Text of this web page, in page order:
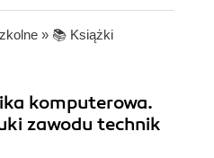
» 📚 Książki
komputerowa.
zawodu technik